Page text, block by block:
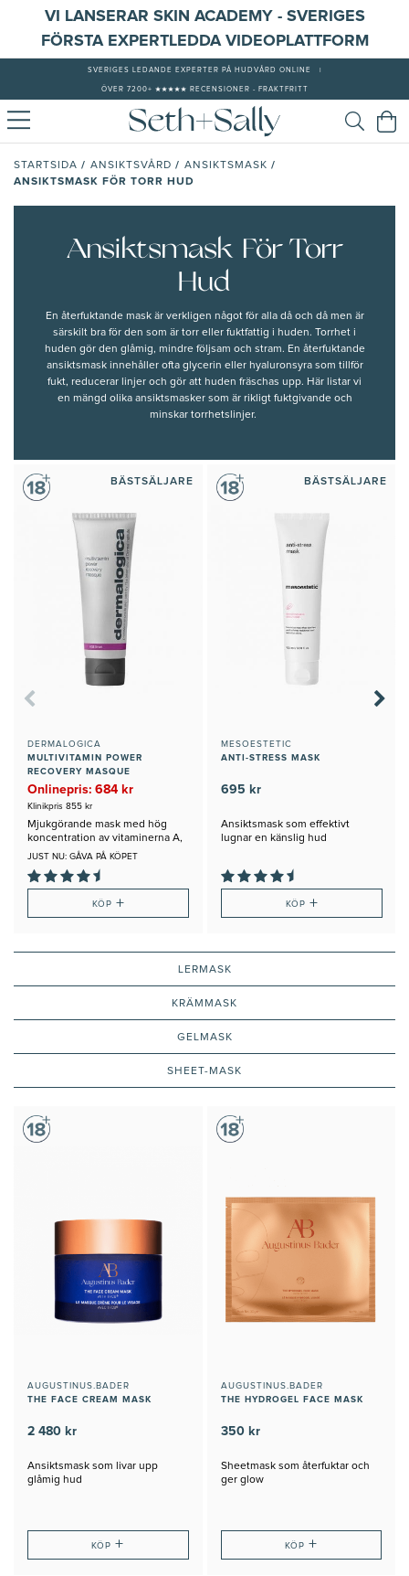
VI LANSERAR SKIN ACADEMY - SVERIGES
FÖRSTA EXPERTLEDDA VIDEOPLATTFORM
SVERIGES LEDANDE EXPERTER PÅ HUDVÅRD ONLINE
ÖVER 7200+ ★★★★★ RECENSIONER - FRAKTFRITT
STARTSIDA / ANSIKTSVÅRD / ANSIKTSMASK /
ANSIKTSMASK FÖR TORR HUD
Ansiktsmask För Torr
Hud
En återfuktande mask är verkligen något för alla då och då men är
särskilt bra för den som är torr eller fuktfattig i huden. Torrhet i
huden gör den glåmig, mindre följsam och stram. En återfuktande
ansiktsmask innehåller ofta glycerin eller hyaluronsyra som tillför
fukt, reducerar linjer och gör att huden fräschas upp. Här listar vi
en mängd olika ansiktsmasker som är rikligt fuktgivande och
minskar torrhetslinjer.
BÄSTSÄLJARE
DERMALOGICA
MULTIVITAMIN POWER
RECOVERY MASQUE
Onlinepris: 684 kr
Klinikpris 855 kr
Mjukgörande mask med hög
koncentration av vitaminerna A,
C, E
JUST NU: GÅVA PÅ KÖPET
KÖP +
BÄSTSÄLJARE
MESOESTETIC
ANTI-STRESS MASK
695 kr
Ansiktsmask som effektivt
lugnar en känslig hud
KÖP +
LERMASK
KRÄMMASK
GELMASK
SHEET-MASK
AUGUSTINUS.BADER
THE FACE CREAM MASK
2 480 kr
Ansiktsmask som livar upp
glåmig hud
KÖP+
AUGUSTINUS.BADER
THE HYDROGEL FACE MASK
350 kr
Sheetmask som återfuktar och
ger glow
KÖP +